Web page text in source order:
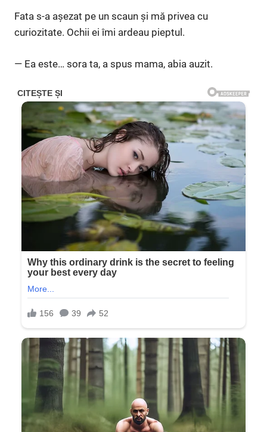
Fata s-a așezat pe un scaun și mă privea cu
curiozitate. Ochii ei îmi ardeau pieptul.
— Ea este… sora ta, a spus mama, abia auzit.